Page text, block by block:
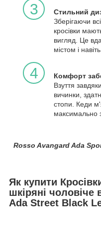
3
Стильний
Зберігаючи
кросівки
вигляд. Це
містом і
4
Комфорт
Взуття
вичинки,
стопи. Кеди
максимально
Rosso Avangard Ada
Як купити
шкіряні чоловіче
Ada Street Black